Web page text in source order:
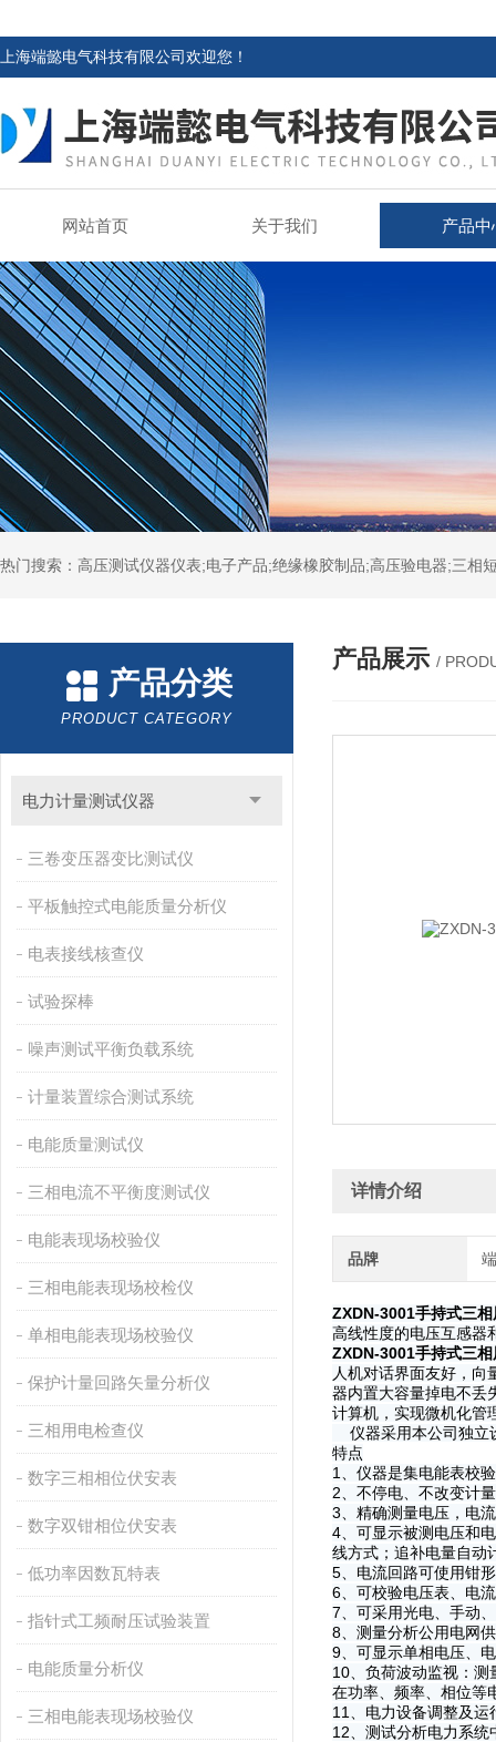
上海端懿电气科技有限公司欢迎您！
网站首页 关于我们 产品中
热门搜索：高压测试仪器仪表;电子产品;绝缘橡胶制品;高压验电器;三
产品分类
PRODUCT CATEGORY
电力计量测试仪器
三卷变压器变比测试仪
平板触控式电能质量分析仪
电表接线核查仪
试验探棒
噪声测试平衡负载系统
计量装置综合测试系统
电能质量测试仪
三相电流不平衡度测试仪
电能表现场校验仪
三相电能表现场校检仪
单相电能表现场校验仪
保护计量回路矢量分析仪
三相用电检查仪
数字三相相位伏安表
数字双钳相位伏安表
低功率因数瓦特表
指针式工频耐压试验装置
电能质量分析仪
三相电能表现场校验仪
产品展示 /
详情介绍
品牌
ZXDN-3001手持式三
高线性度的电压互感器
ZXDN-3001手持式三
人机对话界面友好，
器内置大容量掉电不丢
计算机，实现微机化管
仪器采用本公司独立
特点
1、仪器是集电能表校
2、不停电、不改变计
3、精确测量电压，电
4、可显示被测电压和
线方式；追补电量自动
5、电流回路可使用钳
6、可校验电压表、电
7、可采用光电、手动
8、测量分析公用电网
9、可显示单相电压、
10、负荷波动监视：
在功率、频率、相位等
11、电力设备调整及
12、测试分析电力系